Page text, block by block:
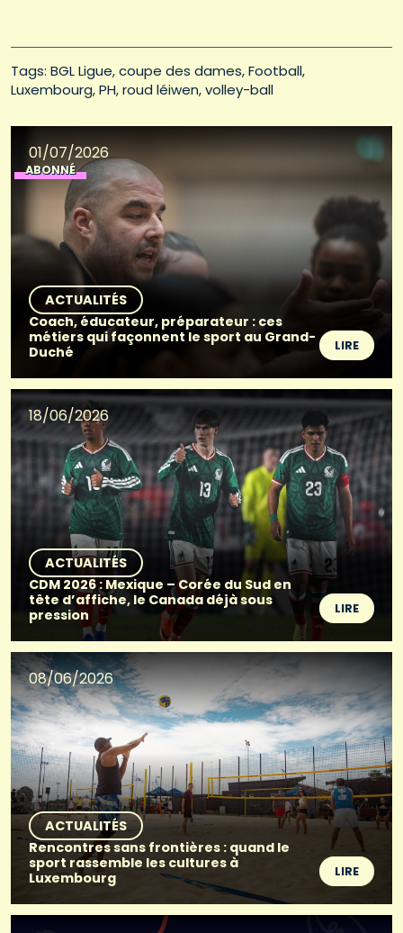
Tags: BGL Ligue coupe des dames Football
Luxembourg PH roud léiwen volley-ball
01/07/2026
ABONNÉ
ACTUALITÉS
Coach, éducateur, préparateur : ces
métiers qui façonnent le sport au Grand-
Duché
LIRE
18/06/2026
ACTUALITÉS
CDM 2026 : Mexique – Corée du Sud en
tête d’affiche, le Canada déjà sous
pression
LIRE
08/06/2026
ACTUALITÉS
Rencontres sans frontières : quand le
sport rassemble les cultures à
Luxembourg
LIRE